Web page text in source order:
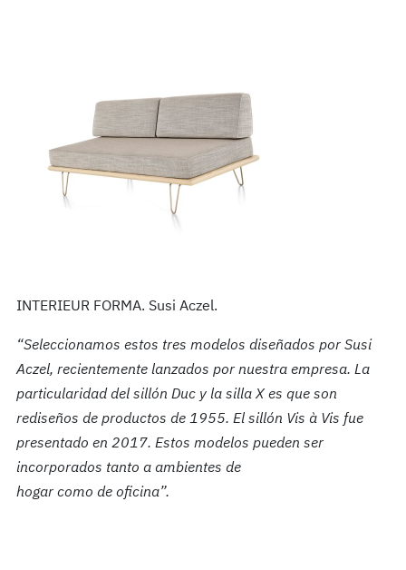
INTERIEUR FORMA. Susi Aczel.
“Seleccionamos estos tres modelos diseñados por Susi
Aczel, recientemente lanzados por nuestra empresa. La
particularidad del sillón Duc y la silla X es que son
rediseños de productos de 1955. El sillón Vis à Vis fue
presentado en 2017. Estos modelos pueden ser
incorporados tanto a ambientes de
hogar como de oficina”.